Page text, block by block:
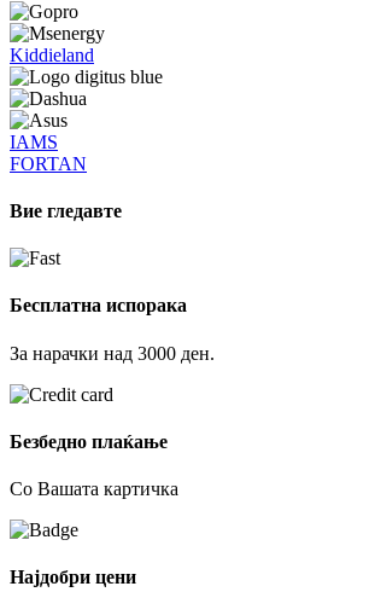
Kiddieland
IAMS
FORTAN
Вие гледавте
Бесплатна испорака
За нарачки над 3000 ден.
Безбедно плаќање
Со Вашата картичка
Најдобри цени